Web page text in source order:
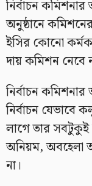
নির্বাচন
অনুষ্ঠানে
ইসির কোনো
দায় কমিশন নেবে
নির্বাচন
নির্বাচন যেভাবে
লাগে তার
অনিয়ম, অবহেলা
না।